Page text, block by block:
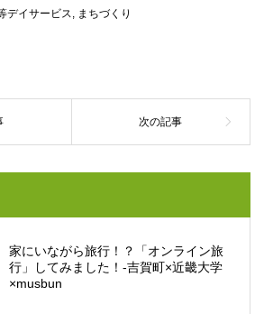
デイサービス まちづくり
家にいながら旅行！？「オンライン旅
行」してみました！-吉賀町×近畿大学
×musbun